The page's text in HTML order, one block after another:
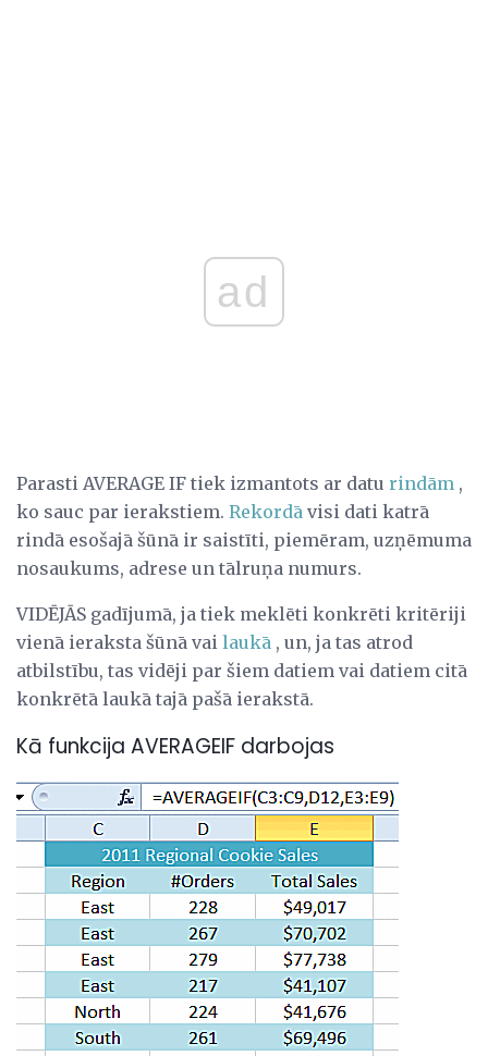
ad
Parasti AVERAGE IF tiek izmantots ar datu rindām ,
ko sauc par ierakstiem. Rekordā visi dati katrā
rindā esošajā šūnā ir saistīti, piemēram, uzņēmuma
nosaukums, adrese un tālruņa numurs.
VIDĒJĀS gadījumā, ja tiek meklēti konkrēti kritēriji
vienā ieraksta šūnā vai laukā , un, ja tas atrod
atbilstību, tas vidēji par šiem datiem vai datiem citā
konkrētā laukā tajā pašā ierakstā.
Kā funkcija AVERAGEIF darbojas